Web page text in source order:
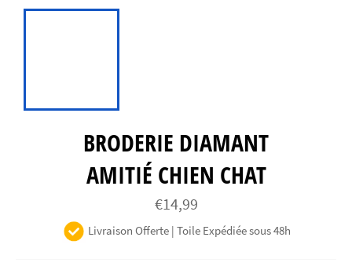
BRODERIE DIAMANT
AMITIÉ CHIEN CHAT
Prix
régulier
€14,99
Livraison Offerte | Toile Expédiée sous 48h